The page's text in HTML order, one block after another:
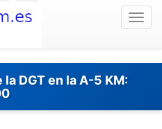
DGT en la A-5 KM: